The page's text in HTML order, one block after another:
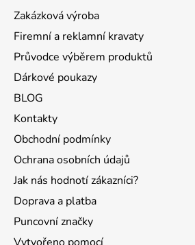
Zakázková výroba
Firemní a reklamní kravaty
Průvodce výběrem produktů
Dárkové poukazy
BLOG
Kontakty
Obchodní podmínky
Ochrana osobních údajů
Jak nás hodnotí zákazníci?
Doprava a platba
Puncovní značky